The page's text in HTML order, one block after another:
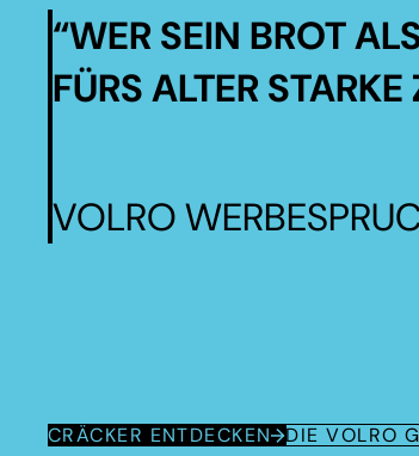
“WER SEIN BROT
FÜRS ALTER
VOLRO
CRÄCKER ENTDECKEN DIE VOLRO